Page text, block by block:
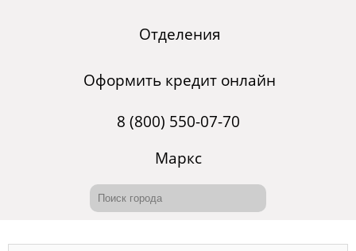
Отделения
Оформить кредит онлайн
8 (800) 550-07-70
Маркс